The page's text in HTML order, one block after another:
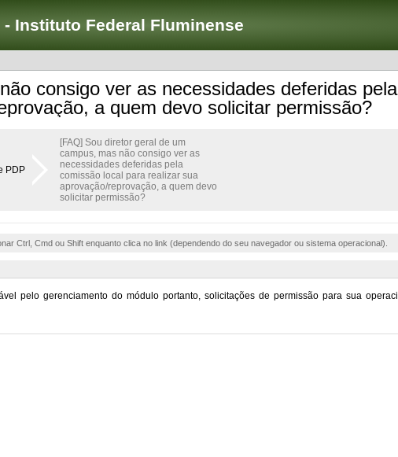
Instituto Federal Fluminense
consigo ver as necessidades deferidas pela
a quem devo solicitar permissão?
PDP
[FAQ] Sou diretor geral de um
campus, mas não consigo ver as
necessidades deferidas pela
comissão local para realizar sua
aprovação/reprovação, a quem devo
solicitar permissão?
Ctrl, Cmd ou Shift enquanto clica no link (dependendo do seu navegador ou sistema operacional).